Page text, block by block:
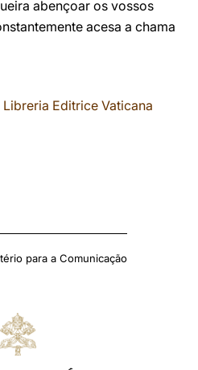
abençoar os vossos
acesa a chama
Editrice Vaticana
para a Comunicação